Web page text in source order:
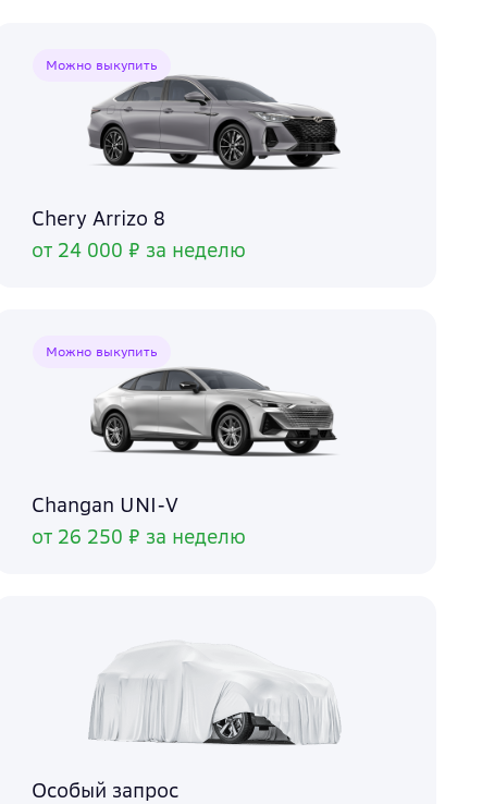
Можно выкупить
Chery Arrizo 8
от 24 000 ₽ за неделю
Можно выкупить
Changan UNI-V
от 26 250 ₽ за неделю
Особый запрос